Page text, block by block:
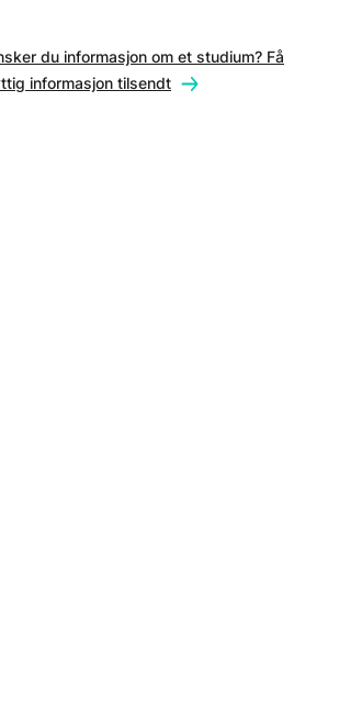
du informasjon om et studium? Få
informasjon tilsendt